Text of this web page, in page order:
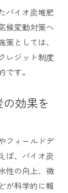
バイオ炭堆肥
候変動対策へ
としては、
レジット制度
す。
効果を
フィールドデ
ば、バイオ炭
性の向上、微
が科学的に報